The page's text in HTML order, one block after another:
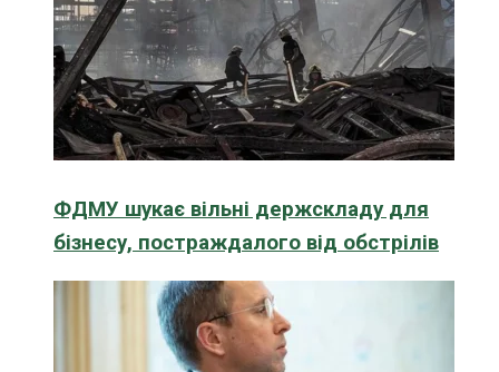
ФДМУ шукає вільні держскладу для
бізнесу, постраждалого від обстрілів